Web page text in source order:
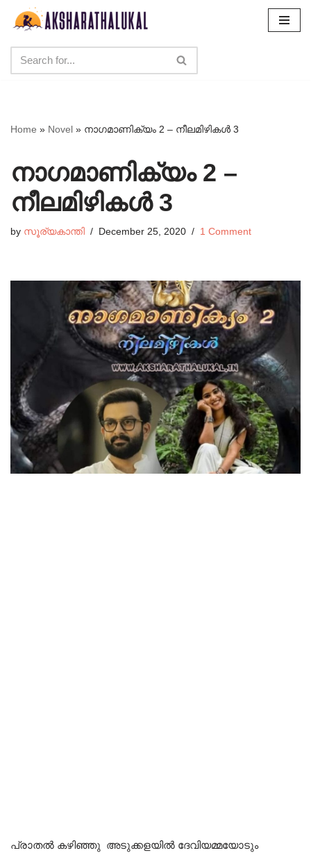
content
Home » Novel » നാഗമാണിക്യം 2 – നീലമിഴികൾ 3
നാഗമാണിക്യം 2 –
നീലമിഴികൾ 3
by സൂര്യകാന്തി December 25, 2020 1 Comment
പ്രാതൽ കഴിഞ്ഞു അടുക്കളയിൽ ദേവിയമ്മയോടും